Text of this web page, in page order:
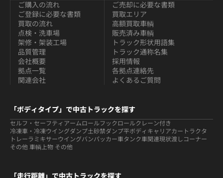
ご購入の流れ
ご登録に必要な書類
買取の流れ
ご売却に必要な書類
買取エリア
高額買取車輌
点検・洗車場
架修・架装工場
品質管理
販売済み車輌
トラック形状用語集
トラック通称名集
会社概要
拠点一覧
関連会社
採用情報
各拠点連絡先
よくあるご質問
「ボディタイプ」で中古トラックを探す
セルフ・セーフティ アームロールフックロールクレーン付き
冷凍車・冷凍ウイングダンプ土砂禁ダンプ平ボディ キャリアカー トラクタ
トレーラ ミキサーウイングバンパッカー車タンク車関連現状渡しコーナー
その他 車輌上物 その他
「走行距離」で中古トラックを探す